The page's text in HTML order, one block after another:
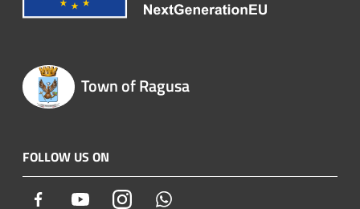
Town of Ragusa
FOLLOW US ON
Facebook YoutubeInstagram